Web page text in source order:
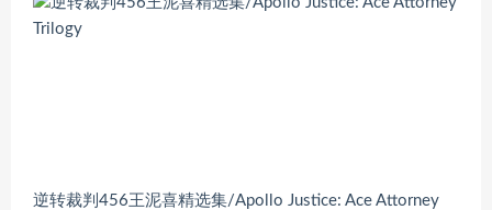
逆转裁判456王泥喜精选集/Apollo Justice: Ace Attorney